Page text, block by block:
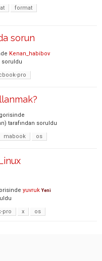
format
sorun
Kenan_habibov
soruldu
pro
tarafından soruldu
mabook os
yuvruk Yeni
pro x os